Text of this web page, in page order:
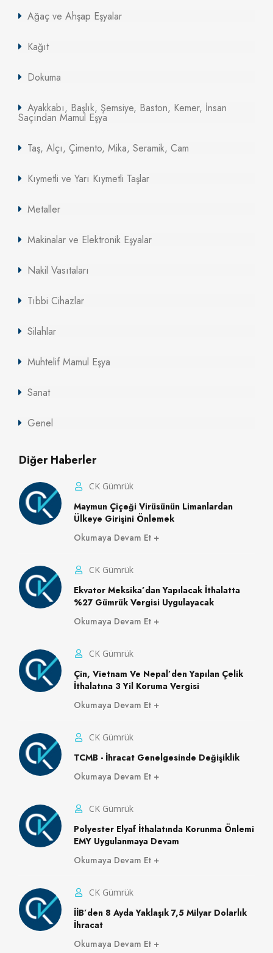
Ağaç ve Ahşap Eşyalar
Kağıt
Dokuma
Ayakkabı, Başlık, Şemsiye, Baston, Kemer, İnsan
Saçından Mamul Eşya
Taş, Alçı, Çimento, Mika, Seramik, Cam
Kıymetli ve Yarı Kıymetli Taşlar
Metaller
Makinalar ve Elektronik Eşyalar
Nakil Vasıtaları
Tıbbi Cihazlar
Silahlar
Muhtelif Mamul Eşya
Sanat
Genel
Diğer Haberler
CK Gümrük
Maymun Çiçeği Virüsünün Limanlardan
Ülkeye Girişini Önlemek
Okumaya Devam Et
CK Gümrük
Ekvator Meksika’dan Yapılacak İthalatta
%27 Gümrük Vergisi Uygulayacak
Okumaya Devam Et
CK Gümrük
Çin, Vietnam Ve Nepal’den Yapılan Çelik
İthalatına 3 Yil Koruma Vergisi
Okumaya Devam Et
CK Gümrük
TCMB - İhracat Genelgesinde Değişiklik
Okumaya Devam Et
CK Gümrük
Polyester Elyaf İthalatında Korunma Önlemi
EMY Uygulanmaya Devam
Okumaya Devam Et
CK Gümrük
İİB’den 8 Ayda Yaklaşık 7,5 Milyar Dolarlık
İhracat
Okumaya Devam Et